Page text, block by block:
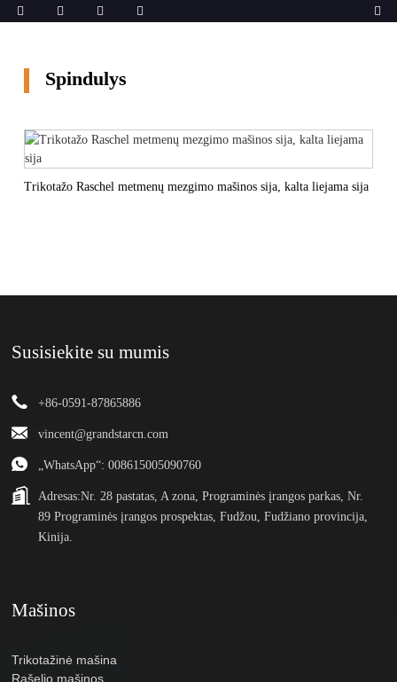
Spindulys
Trikotažo Raschel metmenų mezgimo mašinos sija, kalta liejama sija
Susisiekite su mumis
+86-0591-87865886
vincent@grandstarcn.com
„WhatsApp“: 008615005090760
Adresas:Nr. 28 pastatas, A zona, Programinės įrangos parkas, Nr.
89 Programinės įrangos prospektas, Fudžou, Fudžiano provincija,
Kinija.
Mašinos
Trikotažinė mašina
Rašelio mašinos